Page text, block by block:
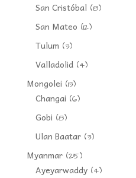
San Cristóbal (8)
San Mateo (12)
Tulum (3)
Valladolid(4)
Mongolei (13)
Changai (6)
Gobi (8)
Ulan Baatar(3)
Myanmar(25)
Ayeyarwaddy(4)